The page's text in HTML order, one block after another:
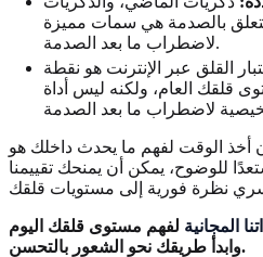
بالصدمة هي سمات مميزة
لاضطراب ما بعد الصدمة.
القلق عبر الإنترنت هو نقطة
قلقك العام، ولكنه ليس أداة
أخذ الوقت لفهم ما يحدث داخلك هو
للوضوح، يمكن أن يمنحك تقييمنا
المجانية لفهم مستوى قلقك اليوم
وابدأ طريقك نحو الشعور بالتحسن.